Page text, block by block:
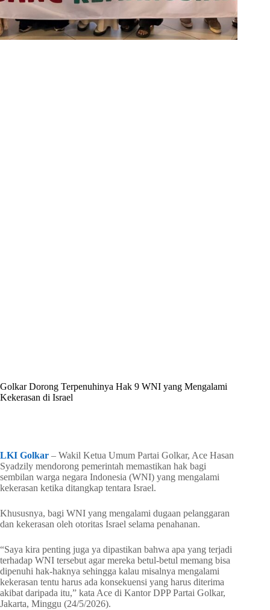
Golkar Dorong Terpenuhinya Hak 9 WNI yang Mengalami
Kekerasan di Israel
LKI Golkar – Wakil Ketua Umum Partai Golkar, Ace Hasan
Syadzily mendorong pemerintah memastikan hak bagi
sembilan warga negara Indonesia (WNI) yang mengalami
kekerasan ketika ditangkap tentara Israel.
Khususnya, bagi WNI yang mengalami dugaan pelanggaran
dan kekerasan oleh otoritas Israel selama penahanan.
“Saya kira penting juga ya dipastikan bahwa apa yang terjadi
terhadap WNI tersebut agar mereka betul-betul memang bisa
dipenuhi hak-haknya sehingga kalau misalnya mengalami
kekerasan tentu harus ada konsekuensi yang harus diterima
akibat daripada itu,” kata Ace di Kantor DPP Partai Golkar,
Jakarta, Minggu (24/5/2026).